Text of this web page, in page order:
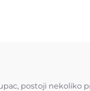
postoji nekoliko